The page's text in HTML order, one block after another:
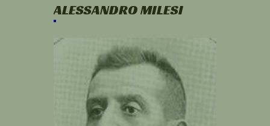
ALESSANDRO MILESI